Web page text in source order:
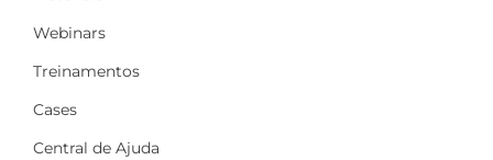
Webinars
Treinamentos
Cases
Central de Ajuda